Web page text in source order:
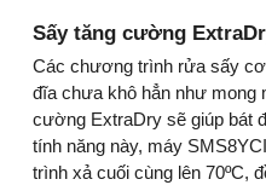
Sấy tăng cường
Các chương trình rửa sấy
đĩa chưa khô hẳn như mong
cường ExtraDry sẽ giúp bát
tính năng này, máy
trình xả cuối cùng lên 70ºC,